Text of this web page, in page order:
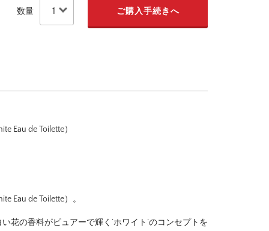
数量
Eau de Toilette）
Eau de Toilette）。
花の香料がピュアーで輝く‘ホワイト’のコンセプトを